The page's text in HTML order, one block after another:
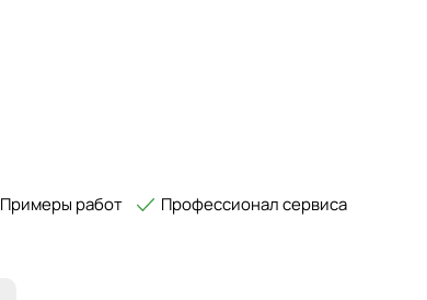
Примеры работ
Профессионал сервиса